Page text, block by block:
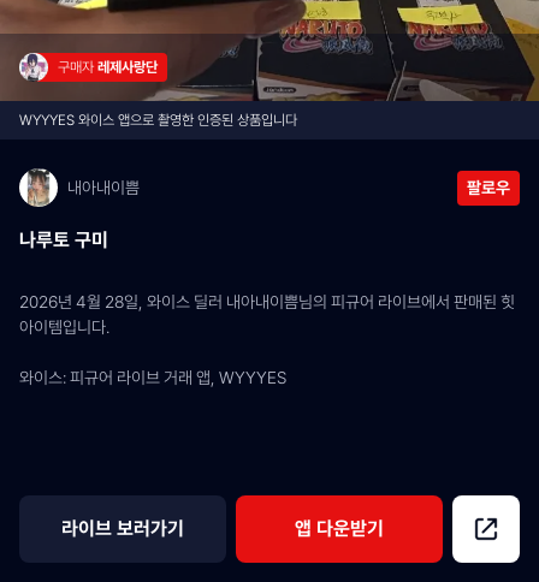
구매자 레제사랑단
WYYYES 와이스 앱으로 촬영한 인증된 상품입니다
내아내이쁨 팔로우
나루토 구미
2026년 4월 28일, 와이스 딜러 내아내이쁨님의 피규어 라이브에서 판매된 힛
아이템입니다.
와이스: 피규어 라이브 거래 앱, WYYYES
라이브 보러가기 앱 다운받기